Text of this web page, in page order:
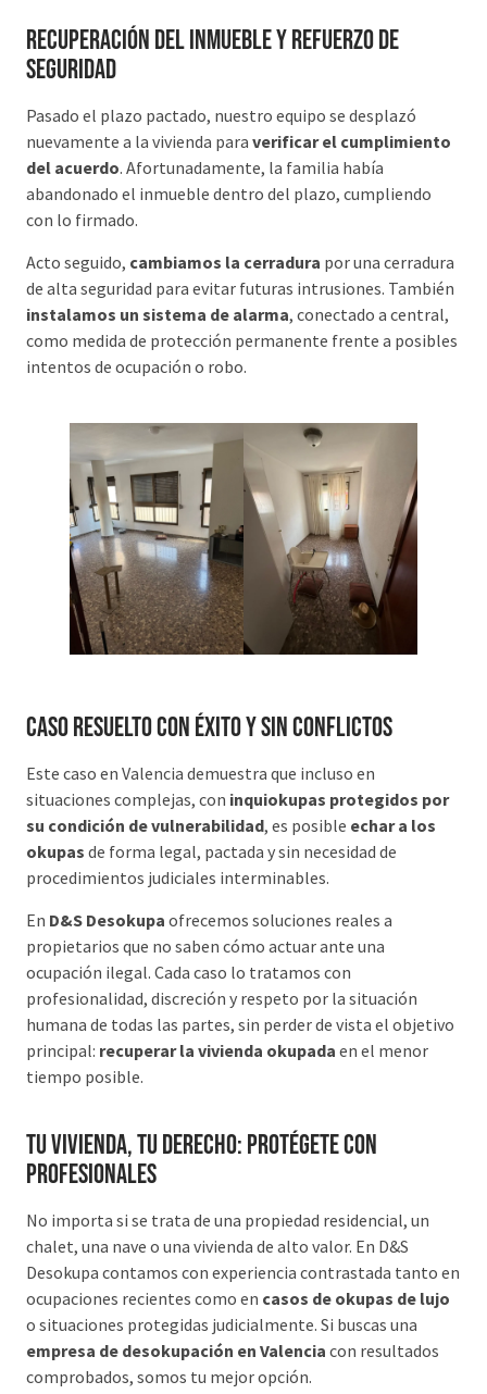
Recuperación del inmueble y refuerzo de
seguridad
Pasado el plazo pactado, nuestro equipo se desplazó
nuevamente a la vivienda para verificar el cumplimiento
del acuerdo. Afortunadamente, la familia había
abandonado el inmueble dentro del plazo, cumpliendo
con lo firmado.
Acto seguido, cambiamos la cerradura por una cerradura
de alta seguridad para evitar futuras intrusiones. También
instalamos un sistema de alarma, conectado a central,
como medida de protección permanente frente a posibles
intentos de ocupación o robo.
Caso resuelto con éxito y sin conflictos
Este caso en Valencia demuestra que incluso en
situaciones complejas, con inquiokupas protegidos por
su condición de vulnerabilidad, es posible echar a los
okupas de forma legal, pactada y sin necesidad de
procedimientos judiciales interminables.
En D&S Desokupa ofrecemos soluciones reales a
propietarios que no saben cómo actuar ante una
ocupación ilegal. Cada caso lo tratamos con
profesionalidad, discreción y respeto por la situación
humana de todas las partes, sin perder de vista el objetivo
principal: recuperar la vivienda okupada en el menor
tiempo posible.
Tu vivienda, tu derecho: protégete con
profesionales
No importa si se trata de una propiedad residencial, un
chalet, una nave o una vivienda de alto valor. En D&S
Desokupa contamos con experiencia contrastada tanto en
ocupaciones recientes como en casos de okupas de lujo
o situaciones protegidas judicialmente. Si buscas una
empresa de desokupación en Valencia con resultados
comprobados, somos tu mejor opción.